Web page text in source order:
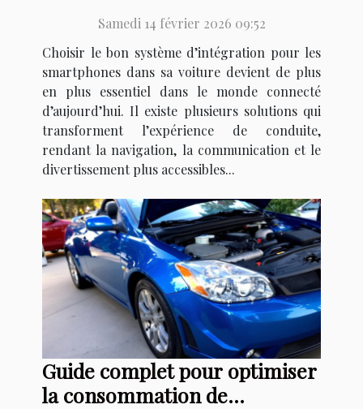
Samedi 14 février 2026 09:52
Choisir le bon système d’intégration pour les
smartphones dans sa voiture devient de plus
en plus essentiel dans le monde connecté
d’aujourd’hui. Il existe plusieurs solutions qui
transforment l’expérience de conduite,
rendant la navigation, la communication et le
divertissement plus accessibles...
Guide complet pour optimiser
la consommation de